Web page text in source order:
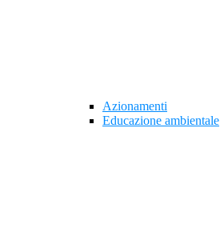
Azionamenti
Educazione ambientale